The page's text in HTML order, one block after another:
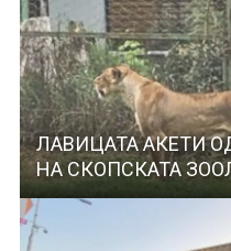
ЛАВИЦАТА АКЕТИ
НА СКОПСКАТА